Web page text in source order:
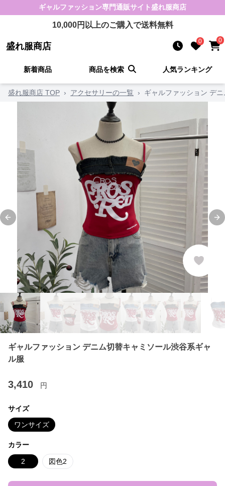
ギャルファッション専門通販サイト盛れ服商店
10,000円以上のご購入で送料無料
盛れ服商店 0 0
新着商品 商品を検索 人気ランキング
盛れ服商店 TOP › アクセサリーの一覧 › ギャルファッション デ
Previous slide
ギャルファッション デニム切替キャミソール渋谷系ギャ
ル服
3,410 円
サイズ
ワンサイズ
カラー
2 図色2